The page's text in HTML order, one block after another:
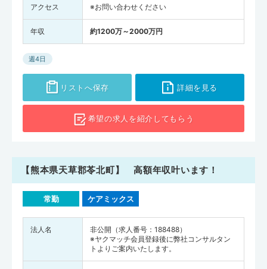
アクセス ※お問い合わせください
年収 約1200万～2000万円
週4日
リストへ保存 詳細を見る
希望の求人を紹介してもらう
【熊本県天草郡苓北町】 高額年収叶います！
常勤 ケアミックス
法人名
非公開（求人番号：188488）
※ヤクマッチ会員登録後に弊社コンサルタン
トよりご案内いたします。